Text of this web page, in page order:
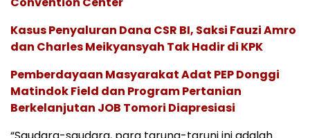
Kasus Penyaluran Dana CSR BI, Saksi Fauzi Amro
dan Charles Meikyansyah Tak Hadir di KPK
Pemberdayaan Masyarakat Adat PEP Donggi
Matindok Field dan Program Pertanian
Berkelanjutan JOB Tomori Diapresiasi